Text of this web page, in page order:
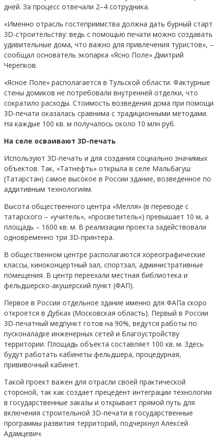
дней. За процесс отвечали 2–4 сотрудника.
«Именно отрасль гостеприимства должна дать бурный старт
3D-строительству: ведь с помощью печати можно создавать
удивительные дома, что важно для привлечения туристов», –
сообщал основатель экопарка «Ясно Поле» Дмитрий
Черепков.
«Ясное Поле» располагается в Тульской области. Фактурные
стены домиков не потребовали внутренней отделки, что
сократило расходы. Стоимость возведения дома при помощи
3D-печати оказалась сравнима с традиционными методами.
На каждые 100 кв. м получалось около 10 млн руб.
На селе осваивают 3D-печать
Используют 3D-печать и для создания социально значимых
объектов. Так, «Татнефть» открыла в селе Мальбагуш
(Татарстан) самое высокое в России здание, возведенное по
аддитивным технологиям.
Высота общественного центра «Мелля» (в переводе с
татарского – «учитель», «просветитель») превышает 10 м, а
площадь – 1600 кв. м. В реализации проекта задействовали
одновременно три 3D-принтера.
В общественном центре располагаются хореографические
классы, киноконцертный зал, спортзал, административные
помещения. В центр переехали местная библиотека и
фельдшерско-акушерский пункт (ФАП).
Первое в России отдельное здание именно для ФАПа скоро
откроется в Дубках (Московская область). Первый в России
3D-печатный медпункт готов на 90%, ведутся работы по
пусконаладке инженерных сетей и благоустройству
территории. Площадь объекта составляет 100 кв. м. Здесь
будут работать кабинеты фельдшера, процедурная,
прививочный кабинет.
Такой проект важен для отрасли своей практической
стороной, так как создает прецедент интеграции технологии
в государственные заказы и открывает прямой путь для
включения строительной 3D-печати в государственные
программы развития территорий, подчеркнул Алексей
Адамцевич.